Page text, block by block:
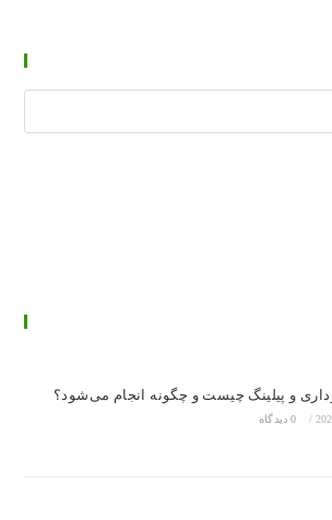
و پیلینگ چیست و چگونه انجام می‌شود؟
/ 0 دیدگاه